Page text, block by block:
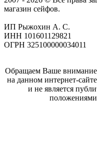
магазин сейфов.
ИП Рыжохин А. С.
ИНН 101601129821
ОГРН 325100000034011
Обращаем Ваше
на данном интернет-
и не является